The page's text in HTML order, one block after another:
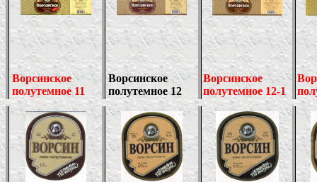
Ворсинское
полутемное 11
Ворсинское
полутемное 12
Ворсинское
полутемное 12-1